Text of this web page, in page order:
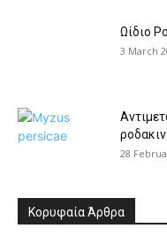
Ωίδιο
3 March
28
Κορυφαία Άρθρα